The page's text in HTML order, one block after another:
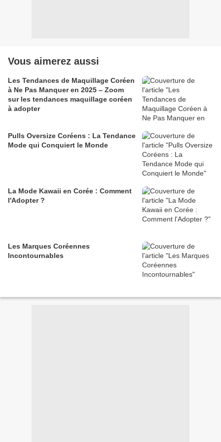
Vous aimerez aussi
Les Tendances de Maquillage Coréen
à Ne Pas Manquer en 2025 – Zoom
sur les tendances maquillage coréen
à adopter
Pulls Oversize Coréens : La Tendance
Mode qui Conquiert le Monde
La Mode Kawaii en Corée : Comment
l'Adopter ?
Les Marques Coréennes
Incontournables